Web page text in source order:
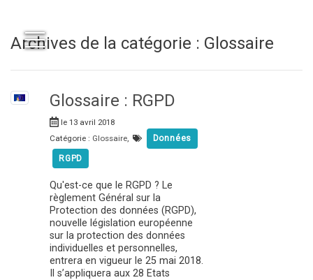
Archives de la catégorie : Glossaire
Glossaire : RGPD
le 13 avril 2018
Catégorie : Glossaire, Données
RGPD
Qu'est-ce que le RGPD ? Le
règlement Général sur la
Protection des données (RGPD),
nouvelle législation européenne
sur la protection des données
individuelles et personnelles,
entrera en vigueur le 25 mai 2018.
Il s’appliquera aux 28 Etats